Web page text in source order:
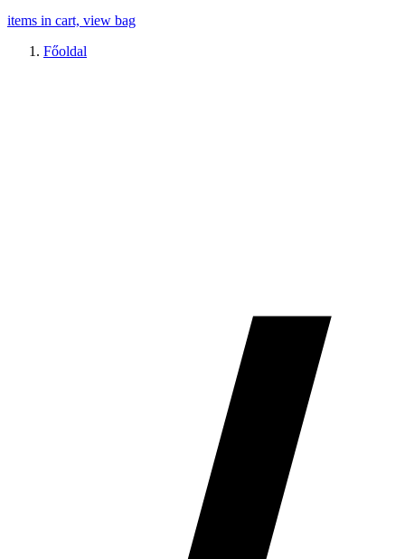
items in cart, view bag
Főoldal